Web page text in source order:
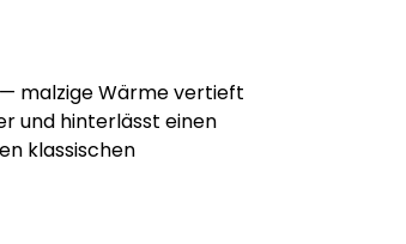
malzige Wärme vertieft
und hinterlässt einen
klassischen